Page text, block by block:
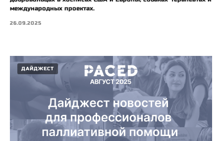
международных проектах.
26.09.2025
ДАЙДЖЕСТ